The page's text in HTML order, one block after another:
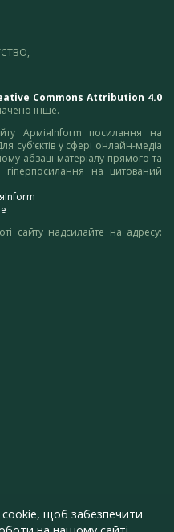
Commons Attribution 4.0
інше.
АрміяInform посилання на
суб’єктів у сфері онлайн-медіа
абзаці матеріалу прямого та
гіперпосилання на цитований
сайту надсилайте на адресу:
щоб забезпечити